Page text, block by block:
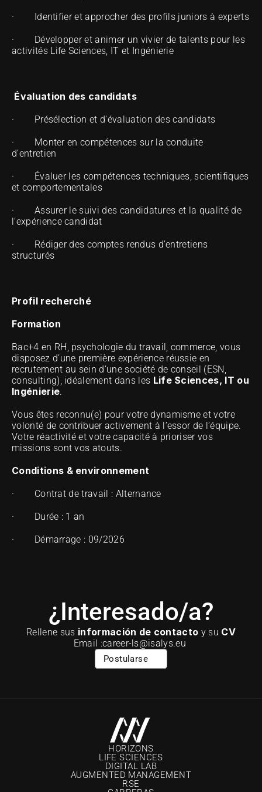
·        Identifier et approcher des profils juniors à experts
·        Développer et animer un vivier de talents pour les
activités Life Sciences, IT et Ingénierie
Évaluation des candidats
·        Présélection et d’évaluation des candidats
·        Monter en compétences sur la conduite
d’entretien
·        Évaluer les compétences techniques, scientifiques
et comportementales
·        Assurer le suivi des candidatures et la qualité de
l’expérience candidat
·        Rédiger des comptes rendus d’entretiens
structurés
Profil recherché
Formation
Bac+4 en RH, psychologie du travail, commerce, vous
disposez d’une première expérience réussie en
recrutement au sein d’une société de conseil (ESN,
consulting), idéalement dans les Life Sciences, IT ou
Ingénierie.
Vous êtes reconnu(e) pour votre dynamisme et votre
volonté de contribuer activement à l’essor de l’équipe.
Votre réactivité et votre capacité à prioriser vos
missions sont vos atouts.
Conditions & environnement
·        Contrat de travail : Alternance
·        Durée : 1 an
·        Démarrage : 09/2026
¿Interesado/a?
Rellene sus información de contacto y su CV
Email :career-ls@isalys.eu
Postularse
HORIZONS
LIFE SCIENCES
DIGITAL LAB
AUGMENTED MANAGEMENT
RSE